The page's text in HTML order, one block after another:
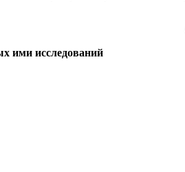
ими исследований